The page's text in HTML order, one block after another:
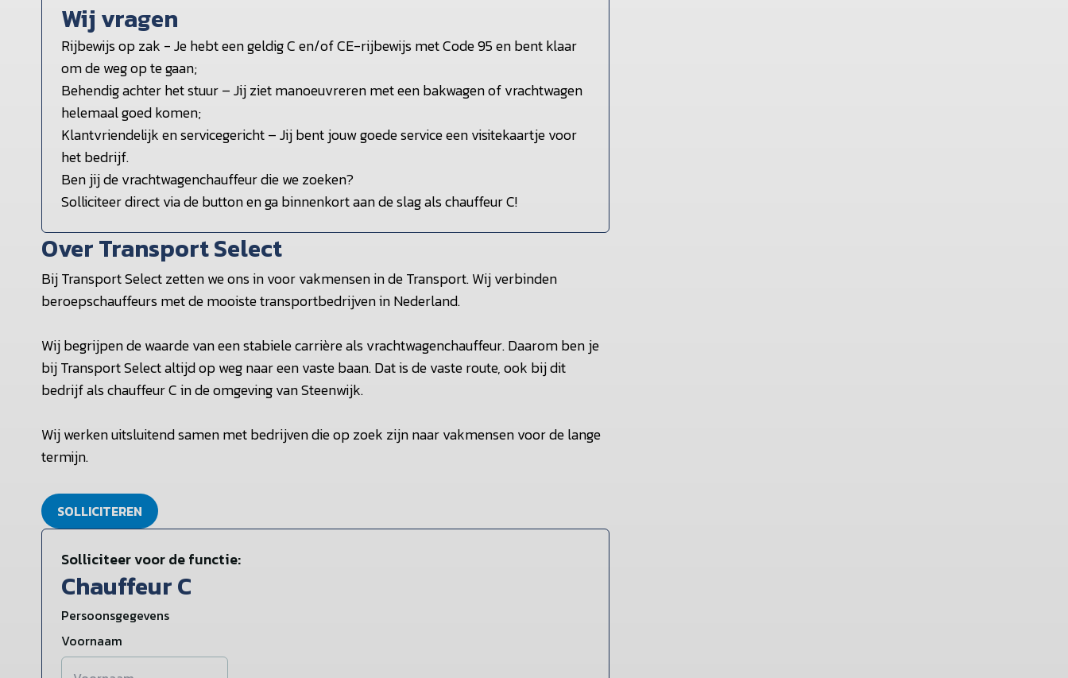
Wij vragen
Rijbewijs op zak - Je hebt een geldig C en/of CE-rijbewijs met Code 95 en bent klaar
om de weg op te gaan;
Behendig achter het stuur – Jij ziet manoeuvreren met een bakwagen of vrachtwagen
helemaal goed komen;
Klantvriendelijk en servicegericht – Jij bent jouw goede service een visitekaartje voor
het bedrijf.
Ben jij de vrachtwagenchauffeur die we zoeken?
Solliciteer direct via de button en ga binnenkort aan de slag als chauffeur C!
Over Transport Select
Bij Transport Select zetten we ons in voor vakmensen in de Transport. Wij verbinden
beroepschauffeurs met de mooiste transportbedrijven in Nederland.
Wij begrijpen de waarde van een stabiele carrière als vrachtwagenchauffeur. Daarom ben je
bij Transport Select altijd op weg naar een vaste baan. Dat is de vaste route, ook bij dit
bedrijf als chauffeur C in de omgeving van Steenwijk.
Wij werken uitsluitend samen met bedrijven die op zoek zijn naar vakmensen voor de lange
termijn.
SOLLICITEREN
Solliciteer voor de functie:
Chauffeur C
Persoonsgegevens
Voornaam